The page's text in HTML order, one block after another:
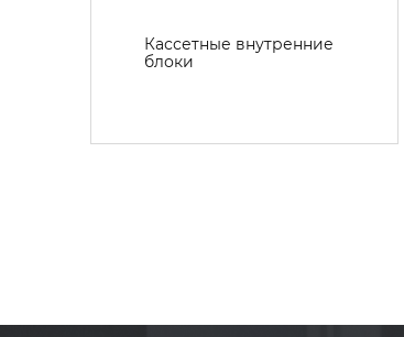
Кассетные внутренние
блоки